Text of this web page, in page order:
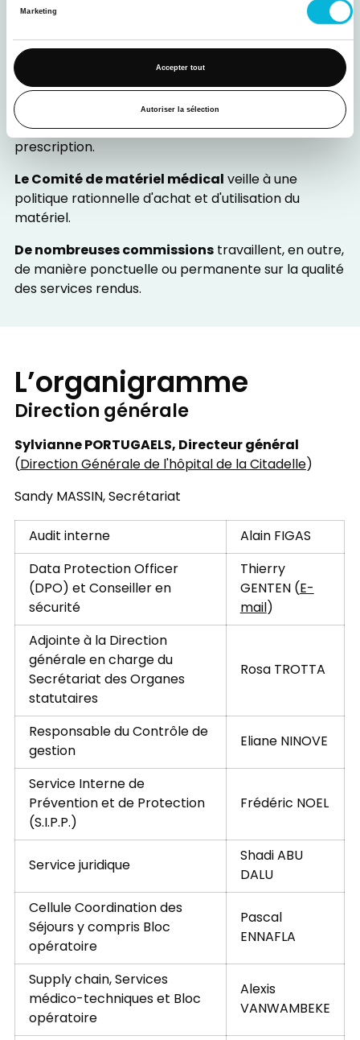
Marketing
Accepter tout
Autoriser la sélection
Le Comité d'hygiène hospitalière
propositions de nature à améliorer l'hygiène et à
éviter les infections sur base d'une observation
permanente des procédures et des résultats.
Le Comité médico-pharmaceutique
politique rationnelle d'approvisionnement et de
prescription.
Le Comité de matériel médicalveille à une
politique rationnelle d'achat et d'utilisation du
matériel.
De nombreuses commissionstravaillent, en outre,
de manière ponctuelle ou permanente sur la qualité
des services rendus.
L’organigramme
Direction générale
Sylvianne PORTUGAELS, Directeur général
(Direction Générale de l'hôpital de la Citadelle)
Sandy MASSIN, Secrétariat
Audit interne
Alain FIGAS
Data Protection Officer
(DPO) et Conseiller en
sécurité
Thierry
GENTEN (E-
mail)
Adjointe à la Direction
générale en charge du
Secrétariat des Organes
statutaires
Rosa TROTTA
Responsable du Contrôle de
gestion
Eliane NINOVE
Service Interne de
Prévention et de Protection
(S.I.P.P.)
Frédéric NOEL
Service juridique
Shadi ABU
DALU
Cellule Coordination des
Séjours y compris Bloc
opératoire
Pascal
ENNAFLA
Supply chain, Services
médico-techniques et Bloc
opératoire
Alexis
VANWAMBEKE